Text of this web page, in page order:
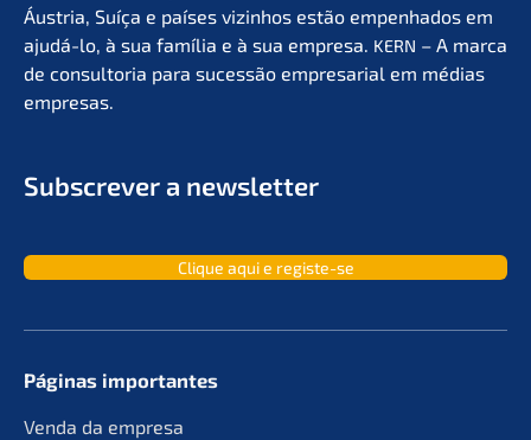
Áustria, Suíça e países vizin­hos estão empen­ha­dos em
ajudá-lo, à sua família e à sua empre­sa. KERN – A marca
de consult­oria para suces­são empre­sa­ri­al em médias
empresas.
Subscrever a newsletter
Clique aqui e registe-se
Páginas importan­tes
Venda da empresa